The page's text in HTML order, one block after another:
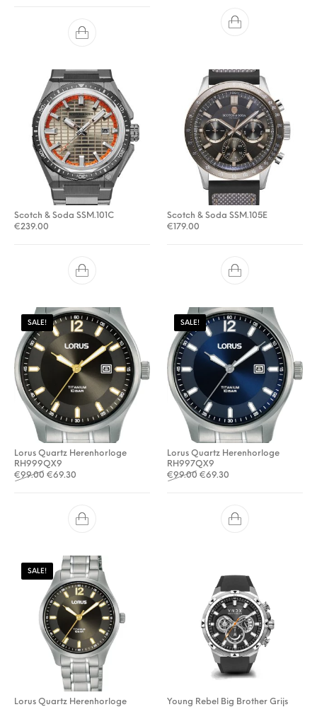
Scotch & Soda SSM.101C
€239.00
Scotch & Soda SSM.105E
€179.00
SALE!
Lorus Quartz Herenhorloge
RH999QX9
€99.00 Oorspronkelijke prijs was: €99.00.
€69.30 Huidige prijs is: €69.30.
SALE!
Lorus Quartz Herenhorloge
RH997QX9
€99.00 Oorspronkelijke prijs was:
€69.30
SALE!
Lorus Quartz Herenhorloge
Young Rebel Big Brother Grijs